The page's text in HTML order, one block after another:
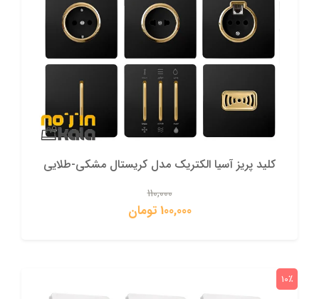
کلید پریز آسیا الکتریک مدل کریستال مشکی-طلایی
110,000
100,000 تومان
10٪